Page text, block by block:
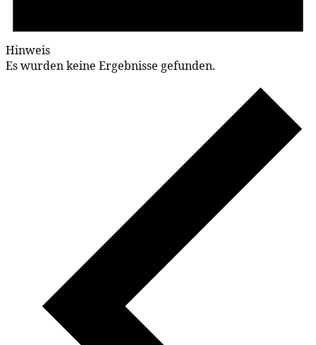
Hinweis
Es wurden keine Ergebnisse gefunden.